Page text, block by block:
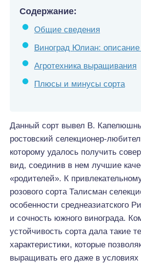
Содержание:
Общие сведения
Виноград Юлиан: описание
Агротехника выращивания
Плюсы и минусы сорта
Данный сорт вывел В.
ростовский селекционер-
которому удалось получить
вид, соединив в нем лучшие
«родителей». К
розового сорта Талисман
особенности среднеазиатского
и сочность южного винограда.
устойчивость сорта дала такие
характеристики, которые
выращивать его даже в